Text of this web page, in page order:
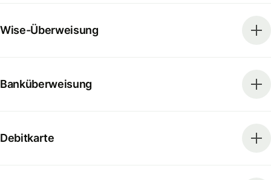
Wise-Überweisung
Banküberweisung
Debitkarte